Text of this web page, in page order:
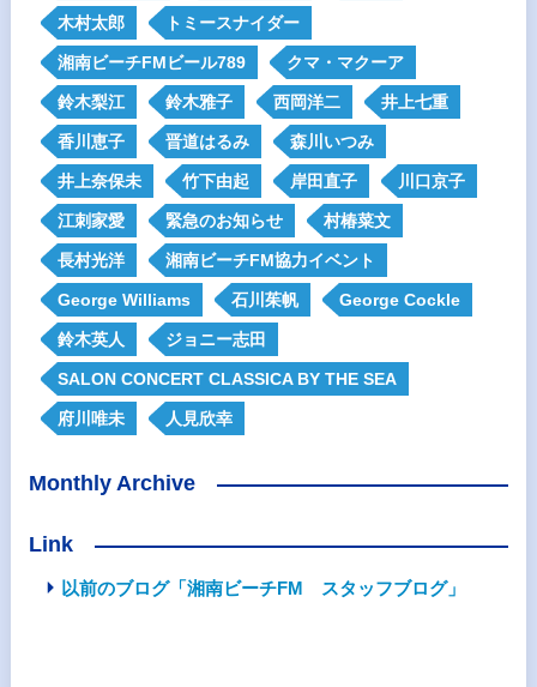
木村太郎 トミースナイダー
湘南ビーチFMビール789 クマ・マクーア
鈴木梨江 鈴木雅子 西岡洋二 井上七重
香川恵子 晋道はるみ 森川いつみ
井上奈保未 竹下由起 岸田直子 川口京子
江刺家愛 緊急のお知らせ 村椿菜文
長村光洋 湘南ビーチFM協力イベント
George Williams 石川茱帆 George Cockle
鈴木英人 ジョニー志田
SALON CONCERT CLASSICA BY THE SEA
府川唯未 人見欣幸
Monthly Archive
Link
以前のブログ「湘南ビーチFM スタッフブログ」